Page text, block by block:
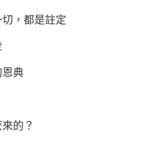
，都是註定
典
的？